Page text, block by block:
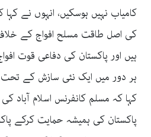
کامیاب نہیں ہوسکیں، انہوں نے کہا
کی اصل طاقت مسلح افواج کے
ہیں اور پاکستان کی دفاعی قوت
ہر دور میں ایک نئی سازش کے تحت
کہا کہ مسلم کانفرنس اسلام آباد
پاکستان کی ہمیشہ حمایت کرکے